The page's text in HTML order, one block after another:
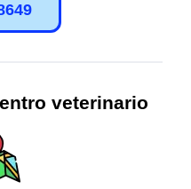
veterinario